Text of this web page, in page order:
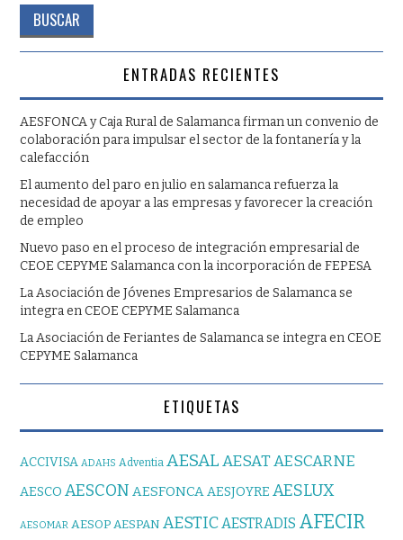
ENTRADAS RECIENTES
AESFONCA y Caja Rural de Salamanca firman un convenio de
colaboración para impulsar el sector de la fontanería y la
calefacción
El aumento del paro en julio en salamanca refuerza la
necesidad de apoyar a las empresas y favorecer la creación
de empleo
Nuevo paso en el proceso de integración empresarial de
CEOE CEPYME Salamanca con la incorporación de FEPESA
La Asociación de Jóvenes Empresarios de Salamanca se
integra en CEOE CEPYME Salamanca
La Asociación de Feriantes de Salamanca se integra en CEOE
CEPYME Salamanca
ETIQUETAS
ACCIVISA ADAHS Adventia AESAL AESATAESCARNE
AESCO AESCON AESFONCA AESJOYRE AESLUX
AESOMAR AESOP AESPAN AESTICAESTRADIS AFECIR